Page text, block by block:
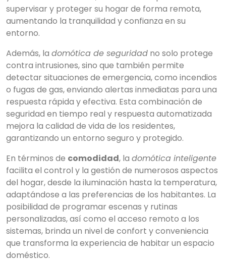
supervisar y proteger su hogar de forma remota,
aumentando la tranquilidad y confianza en su
entorno.
Además, la domótica de seguridad no solo protege
contra intrusiones, sino que también permite
detectar situaciones de emergencia, como incendios
o fugas de gas, enviando alertas inmediatas para una
respuesta rápida y efectiva. Esta combinación de
seguridad en tiempo real y respuesta automatizada
mejora la calidad de vida de los residentes,
garantizando un entorno seguro y protegido.
En términos de comodidad, la domótica inteligente
facilita el control y la gestión de numerosos aspectos
del hogar, desde la iluminación hasta la temperatura,
adaptándose a las preferencias de los habitantes. La
posibilidad de programar escenas y rutinas
personalizadas, así como el acceso remoto a los
sistemas, brinda un nivel de confort y conveniencia
que transforma la experiencia de habitar un espacio
doméstico.